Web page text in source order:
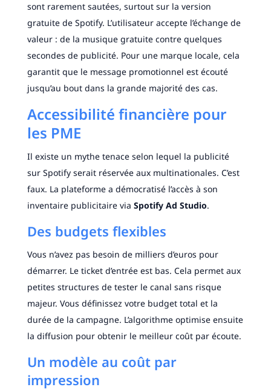
sont rarement sautées, surtout sur la version
gratuite de Spotify. L’utilisateur accepte l’échange de
valeur : de la musique gratuite contre quelques
secondes de publicité. Pour une marque locale, cela
garantit que le message promotionnel est écouté
jusqu’au bout dans la grande majorité des cas.
Accessibilité financière pour
les PME
Il existe un mythe tenace selon lequel la publicité
sur Spotify serait réservée aux multinationales. C’est
faux. La plateforme a démocratisé l’accès à son
inventaire publicitaire via Spotify Ad Studio.
Des budgets flexibles
Vous n’avez pas besoin de milliers d’euros pour
démarrer. Le ticket d’entrée est bas. Cela permet aux
petites structures de tester le canal sans risque
majeur. Vous définissez votre budget total et la
durée de la campagne. L’algorithme optimise ensuite
la diffusion pour obtenir le meilleur coût par écoute.
Un modèle au coût par
impression